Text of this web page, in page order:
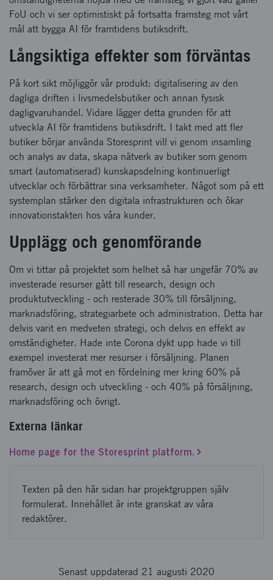
FoU och vi ser optimistiskt på fortsatta framsteg mot vårt
mål att bygga AI för framtidens butiksdrift.
Långsiktiga effekter som förväntas
På kort sikt möjliggör vår produkt: digitalisering av den
dagliga driften i livsmedelsbutiker och annan fysisk
dagligvaruhandel. Vidare lägger detta grunden för att
utveckla AI för framtidens butiksdrift. I takt med att fler
butiker börjar använda Storesprint vill vi genom insamling
och analys av data, skapa nätverk av butiker som genom
smart (automatiserad) kunskapsdelning kontinuerligt
utvecklar och förbättrar sina verksamheter. Något som på ett
systemplan stärker den digitala infrastrukturen och ökar
innovationstakten hos våra kunder.
Upplägg och genomförande
Om vi tittar på projektet som helhet så har ungefär 70% av
investerade resurser gått till research, design och
produktutveckling - och resterade 30% till försäljning,
marknadsföring, strategiarbete och administration. Detta har
delvis varit en medveten strategi, och delvis en effekt av
omständigheter. Hade inte Corona dykt upp hade vi till
exempel investerat mer resurser i försäljning. Planen
framöver är att gå mot en fördelning mer kring 60% på
research, design och utveckling - och 40% på försäljning,
marknadsföring och övrigt.
Externa länkar
Home page for the Storesprint platform.
Texten på den här sidan har projektgruppen själv
formulerat. Innehållet är inte granskat av våra
redaktörer.
Senast uppdaterad 21 augusti 2020